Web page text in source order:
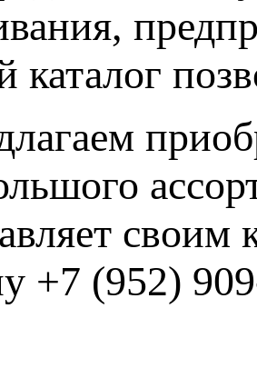
своим
+7 (952)